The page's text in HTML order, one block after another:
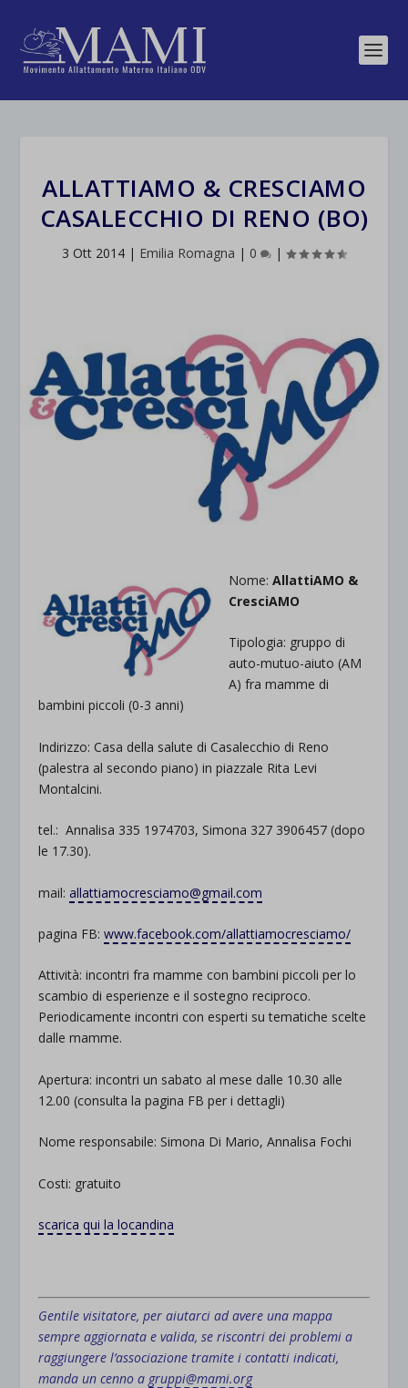
ALLATTIAMO & CRESCIAMO
CASALECCHIO DI RENO (BO)
3 Ott 2014 | Emilia Romagna | 0 |
Nome:AllattiAMO &
CresciAMO
Tipologia: gruppo di
auto-mutuo-aiuto (AM
A) fra mamme di
bambini piccoli (0-3 anni)
Indirizzo: Casa della salute di Casalecchio di Reno
(palestra al secondo piano) in piazzale Rita Levi
Montalcini.
tel.: Annalisa 335 1974703, Simona 327 3906457 (dopo
le 17.30).
mail:allattiamocresciamo@gmail.com
pagina FB:www.facebook.com/allattiamocresciamo/
Attività: incontri fra mamme con bambini piccoli per lo
scambio di esperienze e il sostegno reciproco.
Periodicamente incontri con esperti su tematiche scelte
dalle mamme.
Apertura: incontri un sabato al mese dalle 10.30 alle
12.00 (consulta la pagina FB per i dettagli)
Nome responsabile: Simona Di Mario, Annalisa Fochi
Costi: gratuito
scarica qui la locandina
Gentile visitatore, per aiutarci ad avere una mappa
sempre aggiornata e valida, se riscontri dei problemi a
raggiungere l’associazione tramite i contatti indicati,
manda un cenno a gruppi@mami.org